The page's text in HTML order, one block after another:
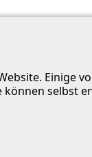
Einige
können selbst